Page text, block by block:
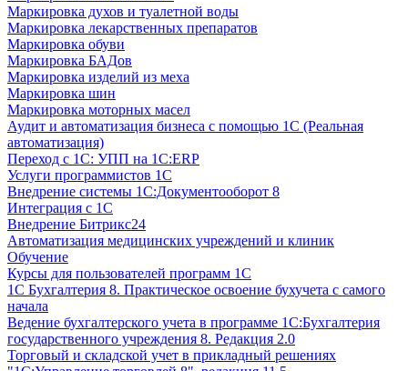
Маркировка духов и туалетной воды
Маркировка лекарственных препаратов
Маркировка обуви
Маркировка БАДов
Маркировка изделий из меха
Маркировка шин
Маркировка моторных масел
Аудит и автоматизация бизнеса с помощью 1С (Реальная
автоматизация)
Переход с 1С: УПП на 1С:ERP
Услуги программистов 1С
Внедрение системы 1С:Документооборот 8
Интеграция с 1С
Внедрение Битрикс24
Автоматизация медицинских учреждений и клиник
Обучение
Курсы для пользователей программ 1С
1С Бухгалтерия 8. Практическое освоение бухучета с самого
начала
Ведение бухгалтерского учета в программе 1С:Бухгалтерия
государственного учреждения 8. Редакция 2.0
Торговый и складской учет в прикладный решениях